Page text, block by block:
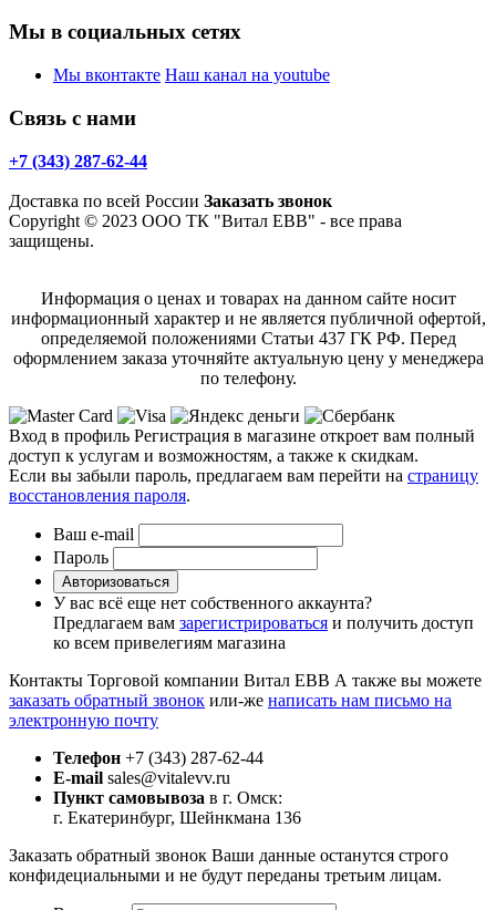
Мы в социальных сетях
Мы вконтакте Наш канал на youtube
Связь с нами
+7 (343) 287-62-44
Доставка по всей России Заказать звонок
Copyright © 2023 ООО ТК "Витал ЕВВ" - все права
защищены.
Информация о ценах и товарах на данном сайте носит
информационный характер и не является публичной офертой,
определяемой положениями Статьи 437 ГК РФ. Перед
оформлением заказа уточняйте актуальную цену у менеджера
по телефону.
Вход в профиль Регистрация в магазине откроет вам полный
доступ к услугам и возможностям, а также к скидкам.
Если вы забыли пароль, предлагаем вам перейти на страницу
восстановления пароля.
Ваш e-mail
Пароль
Авторизоваться
У вас всё еще нет собственного аккаунта?
Предлагаем вам зарегистрироваться и получить доступ
ко всем привелегиям магазина
Контакты Торговой компании Витал ЕВВ А также вы можете
заказать обратный звонок или-же написать нам письмо на
электронную почту
Телефон +7 (343) 287-62-44
E-mail sales@vitalevv.ru
Пункт самовывоза в г. Омск:
г. Екатеринбург, Шейнкмана 136
Заказать обратный звонок Ваши данные останутся строго
конфидециальными и не будут переданы третьим лицам.